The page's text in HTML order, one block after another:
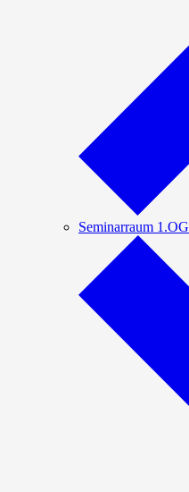
Seminarraum 1.OG